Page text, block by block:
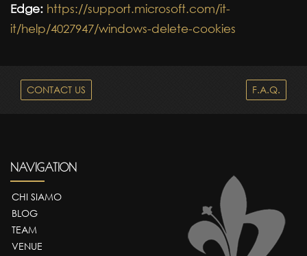
Edge: https://support.microsoft.com/it-
it/help/4027947/windows-delete-cookies
CONTACT US F.A.Q.
NAVIGATION
CHI SIAMO
BLOG
TEAM
VENUE